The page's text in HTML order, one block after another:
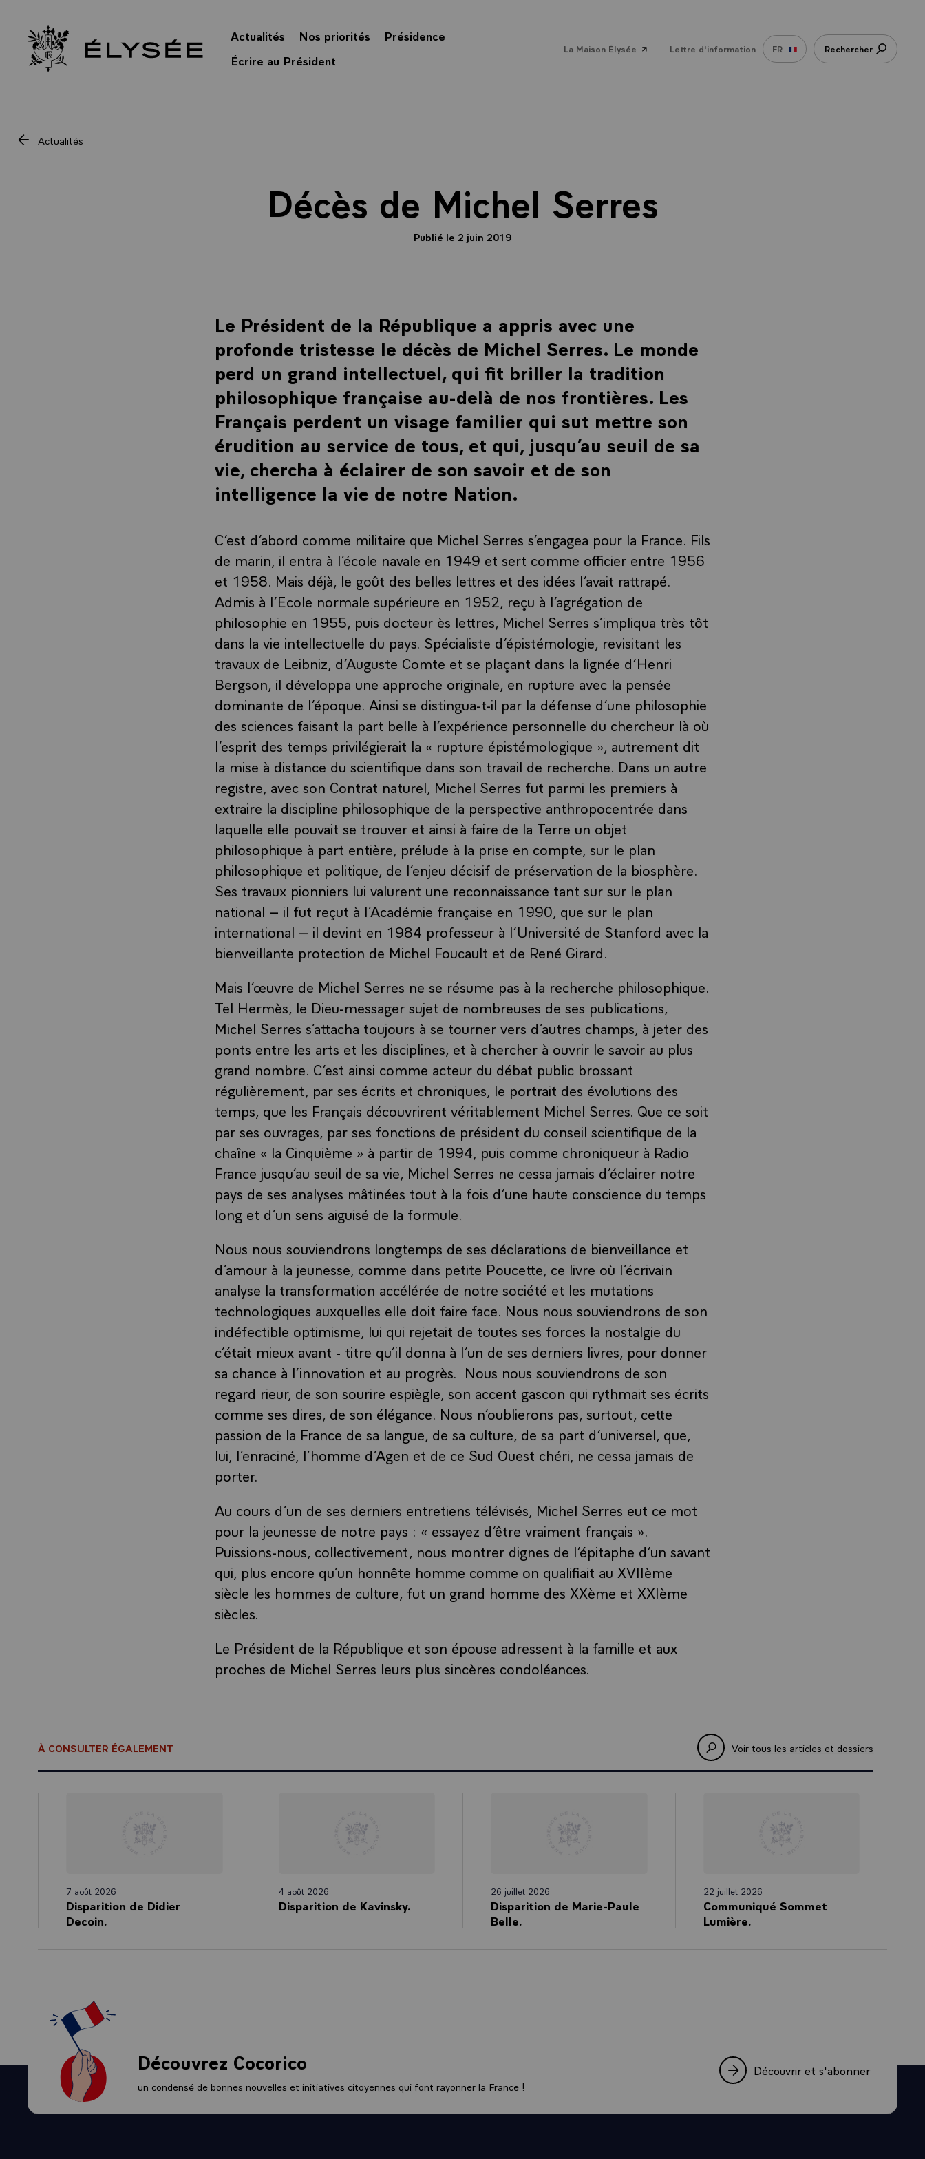
Retour à l’accueil Élysée
Actualités Nos priorités
Présidence
Écrire au Président
La Maison Élysée Lettre d'information FR Rechercher
Actualités
Décès de Michel Serres
Publié le 2 juin 2019
Le Président de la République a appris avec une
profonde tristesse le décès de Michel Serres. Le monde
perd un grand intellectuel, qui fit briller la tradition
philosophique française au-delà de nos frontières. Les
Français perdent un visage familier qui sut mettre son
érudition au service de tous, et qui, jusqu’au seuil de sa
vie, chercha à éclairer de son savoir et de son
intelligence la vie de notre Nation.
C’est d’abord comme militaire que Michel Serres s’engagea pour la France. Fils
de marin, il entra à l’école navale en 1949 et sert comme officier entre 1956
et 1958. Mais déjà, le goût des belles lettres et des idées l’avait rattrapé.
Admis à l’Ecole normale supérieure en 1952, reçu à l’agrégation de
philosophie en 1955, puis docteur ès lettres, Michel Serres s’impliqua très tôt
dans la vie intellectuelle du pays. Spécialiste d’épistémologie, revisitant les
travaux de Leibniz, d’Auguste Comte et se plaçant dans la lignée d’Henri
Bergson, il développa une approche originale, en rupture avec la pensée
dominante de l’époque. Ainsi se distingua-t-il par la défense d’une philosophie
des sciences faisant la part belle à l’expérience personnelle du chercheur là où
l’esprit des temps privilégierait la « rupture épistémologique », autrement dit
la mise à distance du scientifique dans son travail de recherche. Dans un autre
registre, avec son Contrat naturel, Michel Serres fut parmi les premiers à
extraire la discipline philosophique de la perspective anthropocentrée dans
laquelle elle pouvait se trouver et ainsi à faire de la Terre un objet
philosophique à part entière, prélude à la prise en compte, sur le plan
philosophique et politique, de l’enjeu décisif de préservation de la biosphère.
Ses travaux pionniers lui valurent une reconnaissance tant sur sur le plan
national – il fut reçut à l’Académie française en 1990, que sur le plan
international – il devint en 1984 professeur à l’Université de Stanford avec la
bienveillante protection de Michel Foucault et de René Girard.
Mais l’œuvre de Michel Serres ne se résume pas à la recherche philosophique.
Tel Hermès, le Dieu-messager sujet de nombreuses de ses publications,
Michel Serres s’attacha toujours à se tourner vers d’autres champs, à jeter des
ponts entre les arts et les disciplines, et à chercher à ouvrir le savoir au plus
grand nombre. C’est ainsi comme acteur du débat public brossant
régulièrement, par ses écrits et chroniques, le portrait des évolutions des
temps, que les Français découvrirent véritablement Michel Serres. Que ce soit
par ses ouvrages, par ses fonctions de président du conseil scientifique de la
chaîne « la Cinquième » à partir de 1994, puis comme chroniqueur à Radio
France jusqu’au seuil de sa vie, Michel Serres ne cessa jamais d’éclairer notre
pays de ses analyses mâtinées tout à la fois d’une haute conscience du temps
long et d’un sens aiguisé de la formule.
Nous nous souviendrons longtemps de ses déclarations de bienveillance et
d’amour à la jeunesse, comme dans petite Poucette, ce livre où l’écrivain
analyse la transformation accélérée de notre société et les mutations
technologiques auxquelles elle doit faire face. Nous nous souviendrons de son
indéfectible optimisme, lui qui rejetait de toutes ses forces la nostalgie du
c’était mieux avant - titre qu’il donna à l’un de ses derniers livres, pour donner
sa chance à l’innovation et au progrès. Nous nous souviendrons de son
regard rieur, de son sourire espiègle, son accent gascon qui rythmait ses écrits
comme ses dires, de son élégance. Nous n’oublierons pas, surtout, cette
passion de la France de sa langue, de sa culture, de sa part d’universel, que,
lui, l’enraciné, l’homme d’Agen et de ce Sud Ouest chéri, ne cessa jamais de
porter.
Au cours d’un de ses derniers entretiens télévisés, Michel Serres eut ce mot
pour la jeunesse de notre pays : « essayez d’être vraiment français ».
Puissions-nous, collectivement, nous montrer dignes de l’épitaphe d’un savant
qui, plus encore qu’un honnête homme comme on qualifiait au XVIIème
siècle les hommes de culture, fut un grand homme des XXème et XXIème
siècles.
Le Président de la République et son épouse adressent à la famille et aux
proches de Michel Serres leurs plus sincères condoléances.
À CONSULTER ÉGALEMENT Voir tous les articles et dossiers
7 août 2026
Disparition de Didier
Decoin.
4 août 2026
Disparition de Kavinsky.
26 juillet 2026
Disparition de Marie-Paule
Belle.
22 juillet 2026
Communiqué Sommet
Lumière.
Découvrez Cocorico
un condensé de bonnes nouvelles et initiatives citoyennes qui font rayonner la France !
Découvrir et s'abonner